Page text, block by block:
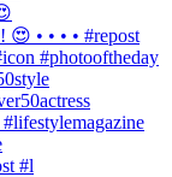
#l